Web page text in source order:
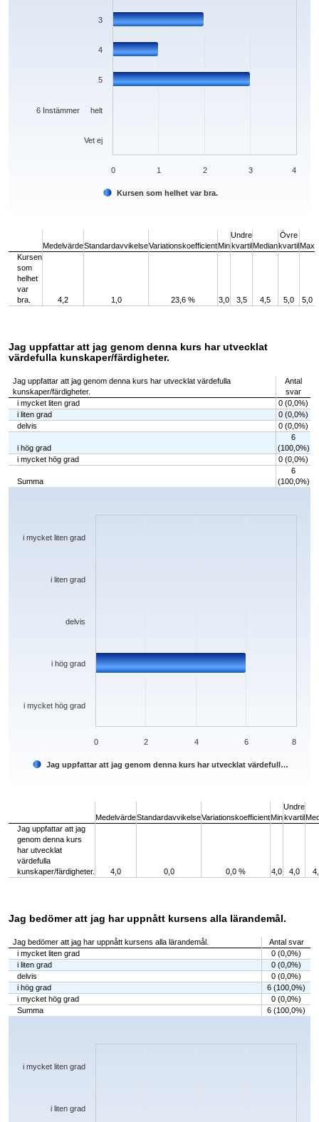
Kursen som helhet var bra.
Vet ej
6 Instämmer helt
5
4
3
0 1 2 3 4
MedelvärdeStandardavvikelseVariationskoefficientMin
Undre
kvartil Median
Övre
kvartil Max
Kursen
som
helhet
var
bra.
4,2 1,0 23,6 % 3,0 3,5 4,5 5,0 5,0
Jag uppfattar att jag genom denna kurs har utvecklat
värdefulla kunskaper/färdigheter.
Jag uppfattar att jag genom denna kurs har utvecklat värdefulla
kunskaper/färdigheter.
Antal
svar
i mycket liten grad
0 (0,0%)
i liten grad
0 (0,0%)
delvis
0 (0,0%)
i hög grad
6
(100,0%)
i mycket hög grad
0 (0,0%)
Summa
6
(100,0%)
Chart
The chart has 1 X axis displaying categories.
Jag uppfattar att jag genom denna kurs har utvecklat värdefull…
i mycket hög grad
i hög grad
delvis
i liten grad
i mycket liten grad
0 2 4 6 8
MedelvärdeStandardavvikelseVariationskoefficientMin
Undre
kvartil
Jag uppfattar att jag
genom denna kurs
har utvecklat
värdefulla
kunskaper/färdigheter.
4,0 0,0 0,0 % 4,0 4,0
Jag bedömer att jag har uppnått kursens alla lärandemål.
Jag bedömer att jag har uppnått kursens alla lärandemål.
Antal svar
i mycket liten grad
0 (0,0%)
i liten grad
0 (0,0%)
delvis
0 (0,0%)
i hög grad
6 (100,0%)
i mycket hög grad
0 (0,0%)
Summa
6 (100,0%)
Chart
The chart has 1 X axis displaying categories.
i liten grad
i mycket liten grad